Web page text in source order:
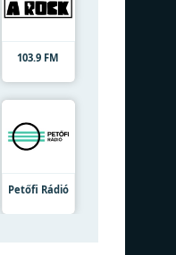
103.9 FM
Petőfi Rádió